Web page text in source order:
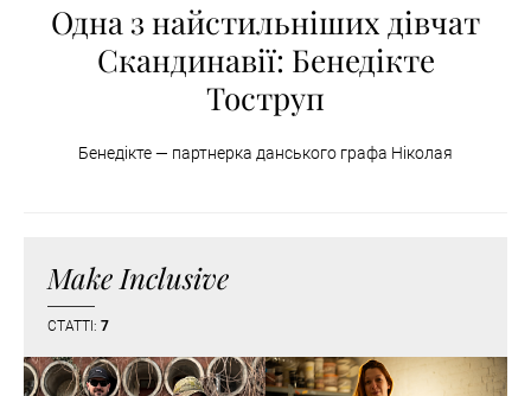
Одна з найстильніших дівчат
Скандинавії: Бенедікте
Тоструп
Бенедікте — партнерка данського графа Ніколая
Make Inclusive
СТАТТІ: 7